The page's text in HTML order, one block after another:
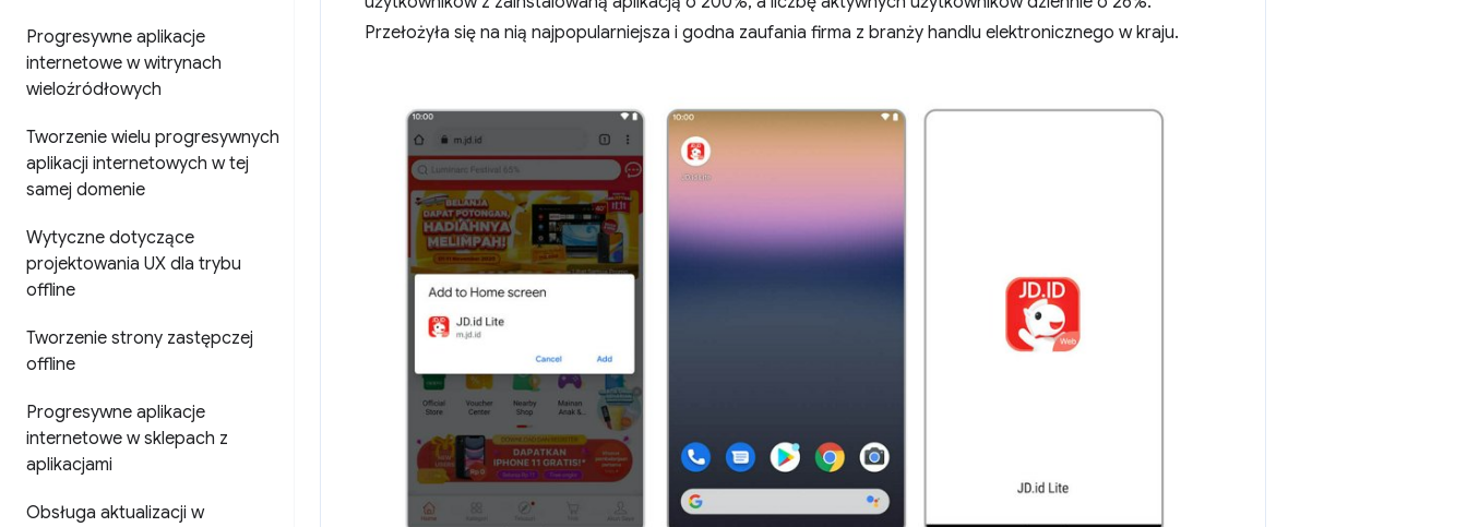
Progresywne aplikacje
internetowe w witrynach
wieloźródłowych
Tworzenie wielu progresywnych
aplikacji internetowych w tej
samej domenie
Wytyczne dotyczące
projektowania UX dla trybu
offline
Tworzenie strony zastępczej
offline
Progresywne aplikacje
internetowe w sklepach z
aplikacjami
Obsługa aktualizacji w
Przełożyła się na nią najpopularniejsza i godna zaufania firma z branży handlu elektronicznego w kraju.